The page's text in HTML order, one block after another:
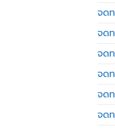
จด
จด
จด
จด
จด
จด